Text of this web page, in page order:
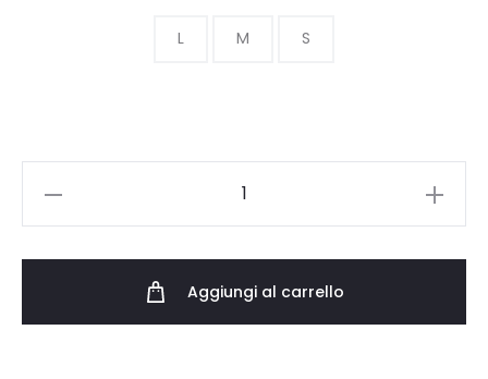
L M S
Aggiungi al carrello